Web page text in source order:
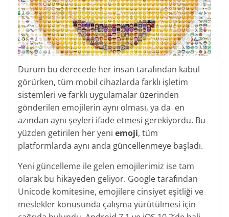
Durum bu derecede her insan tarafından kabul
görürken, tüm mobil cihazlarda farklı işletim
sistemleri ve farklı uygulamalar üzerinden
gönderilen emojilerin aynı olması, ya da en
azından aynı şeyleri ifade etmesi gerekiyordu. Bu
yüzden getirilen her yeni emoji, tüm
platformlarda aynı anda güncellenmeye başladı.
Yeni güncelleme ile gelen emojilerimiz ise tam
olarak bu hikayeden geliyor. Google tarafından
Unicode komitesine, emojilere cinsiyet eşitliği ve
meslekler konusunda çalışma yürütülmesi için